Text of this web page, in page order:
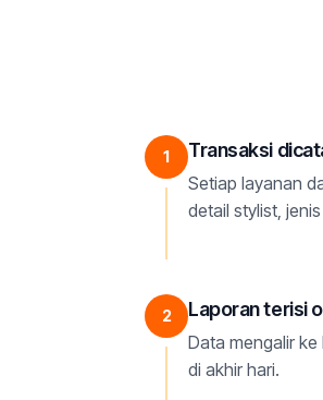
1 Transaksi
Setiap layanan
detail stylist,
2 Laporan terisi
Data mengalir
di akhir hari.